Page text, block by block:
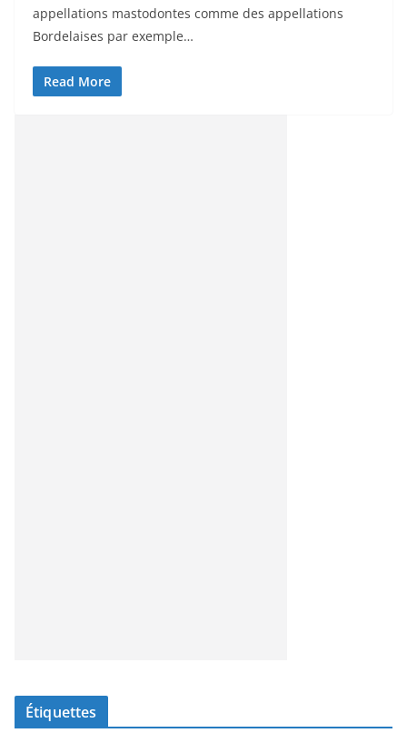
appellations mastodontes comme des appellations
Bordelaises par exemple…
Read More
Étiquettes